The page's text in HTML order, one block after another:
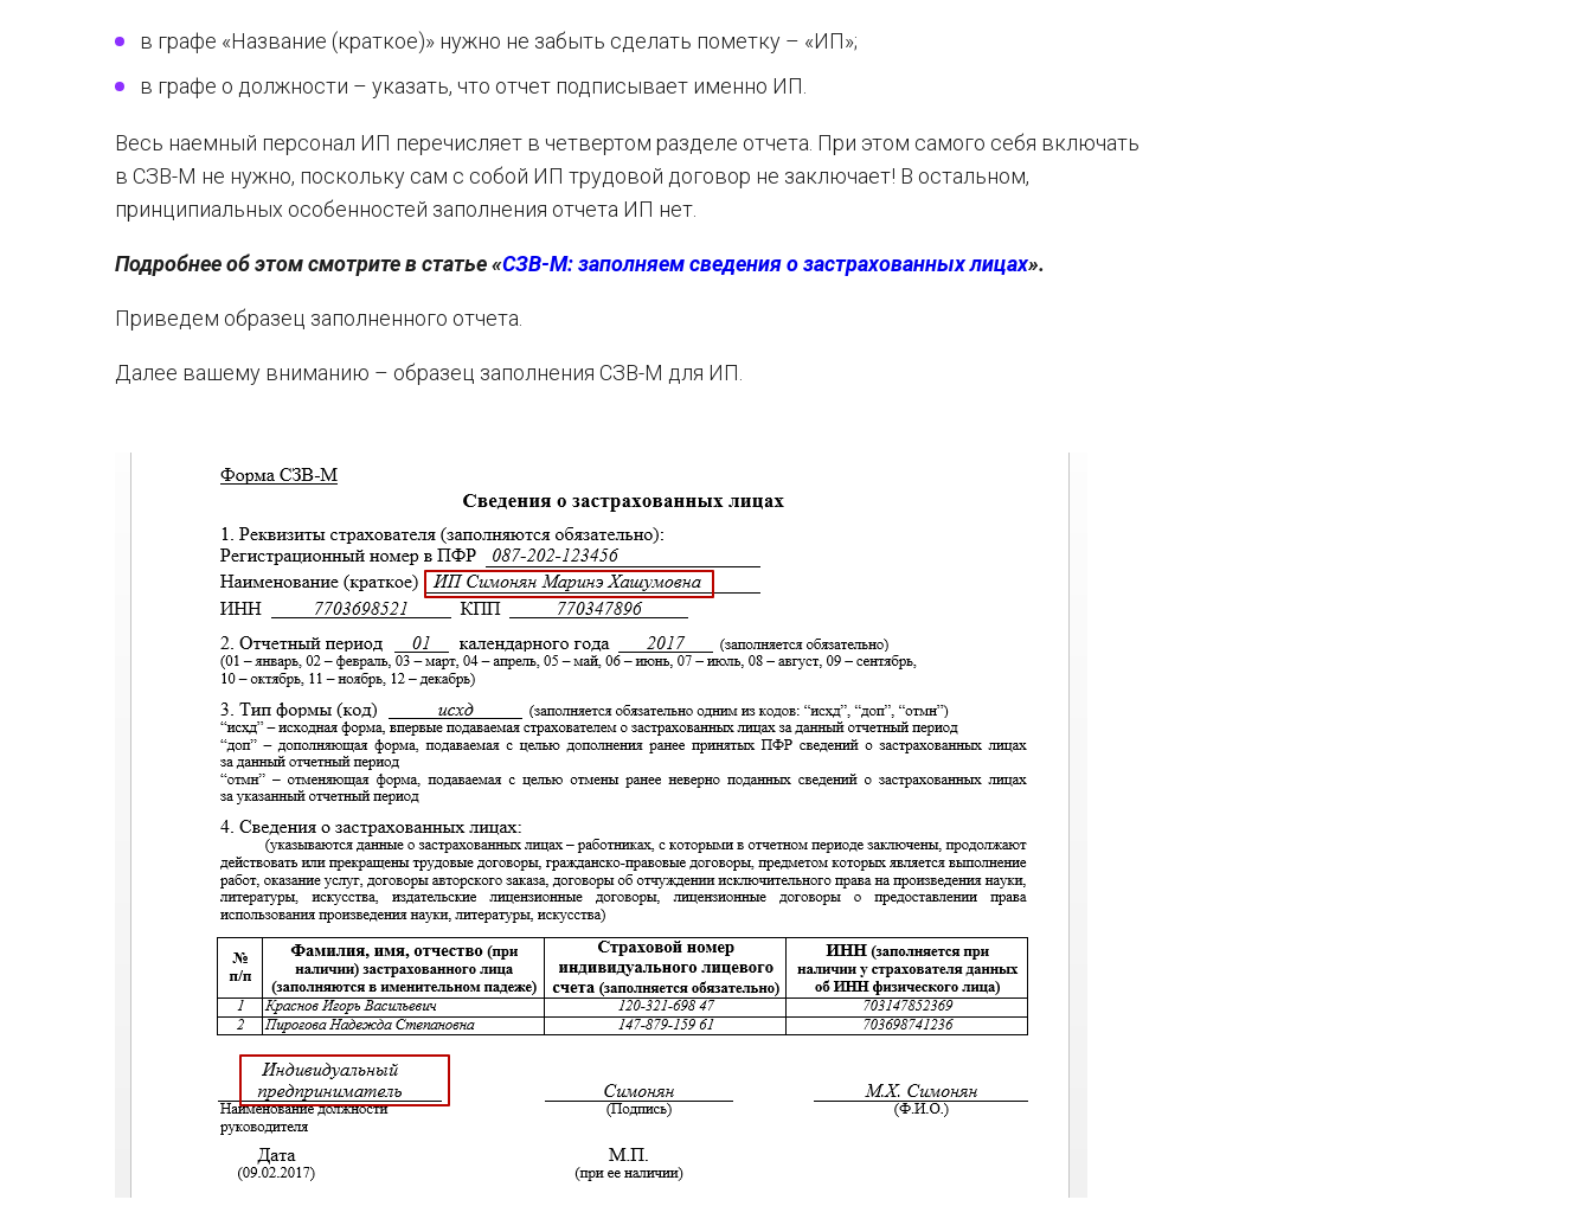
в графе «Название (краткое)» нужно не забыть сделать пометку – «ИП»;
в графе о должности – указать, что отчет подписывает именно ИП.
Весь наемный персонал ИП перечисляет в четвертом разделе отчета. При этом самого себя включать
в СЗВ-М не нужно, поскольку сам с собой ИП трудовой договор не заключает! В остальном,
принципиальных особенностей заполнения отчета ИП нет.
Подробнее об этом смотрите в статье «СЗВ-М: заполняем сведения о застрахованных лицах».
Приведем образец заполненного отчета.
Далее вашему вниманию – образец заполнения СЗВ-М для ИП.